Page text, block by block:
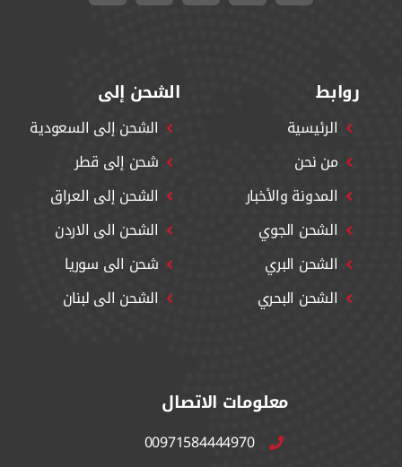
روابط
الرئيسية
من نحن
المدونة والأخبار
الشحن الجوي
الشحن البري
الشحن البحري
الشحن إلى
الشحن إلى السعودية
شحن إلى قطر
الشحن إلى العراق
الشحن الى الاردن
شحن الى سوريا
الشحن الى لبنان
معلومات الاتصال
00971584444970